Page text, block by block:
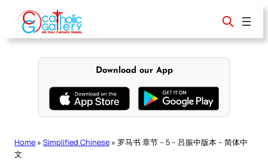
content
Download our App
Home » Simplified Chinese » 罗马书 章节 – 5 – 吕振中版本 – 简体中
文